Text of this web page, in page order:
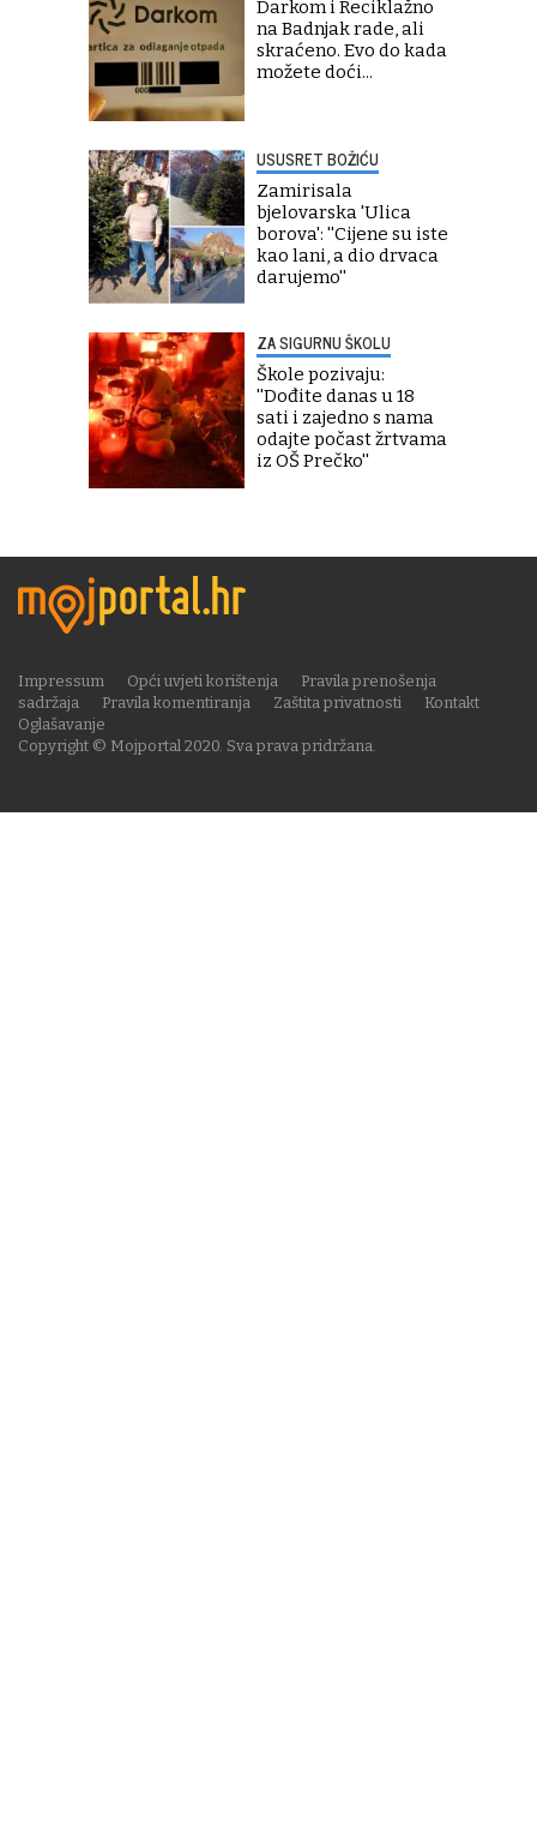
Darkom i Reciklažno
na Badnjak rade, ali
skraćeno. Evo do kada
možete doći...
USUSRET BOŽIĆU
Zamirisala
bjelovarska 'Ulica
borova': ''Cijene su iste
kao lani, a dio drvaca
darujemo''
ZA SIGURNU ŠKOLU
Škole pozivaju:
''Dođite danas u 18
sati i zajedno s nama
odajte počast žrtvama
iz OŠ Prečko''
Copyright © Mojportal 2020. Sva prava pridržana.
Impressum Opći uvjeti korištenja
Pravila prenošenja
sadržaja
Pravila komentiranja Zaštita privatnosti
Kontakt
Oglašavanje